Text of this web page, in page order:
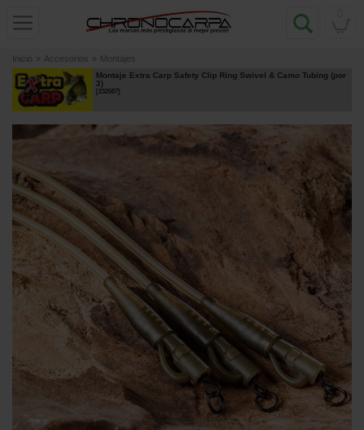
Inicio » Accesorios » Montajes
Montaje Extra Carp Safety Clip Ring Swivel & Camo Tubing (por
3)
[232687]